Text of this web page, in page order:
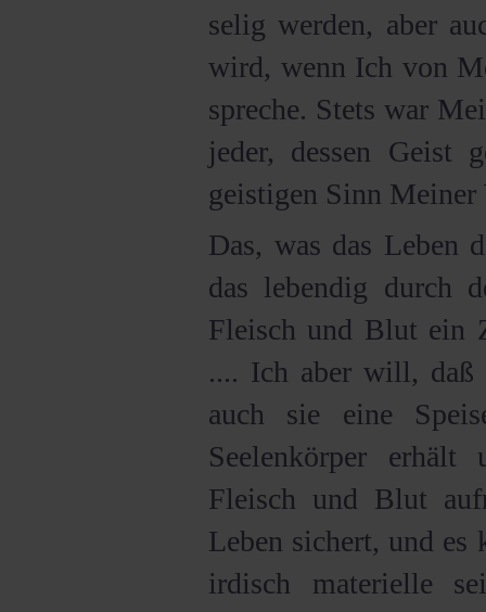
selig werden, aber
wird, wenn Ich von
spreche. Stets war
jeder, dessen Geist
geistigen Sinn Meiner
Das, was das Leben
das lebendig durch
Fleisch und Blut ein
.... Ich aber will, daß
auch sie eine
Seelenkörper
Fleisch und Blut
Leben sichert, und es
irdisch materielle